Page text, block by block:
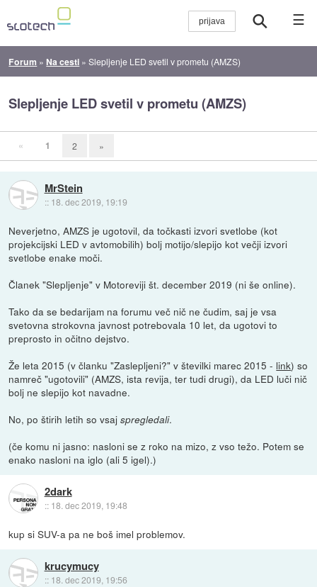
☰
Forum » Na cesti »Slepljenje LED svetil v prometu (AMZS)
Slepljenje LED svetil v prometu (AMZS)
« 1 2 »
MrStein
:: 18. dec 2019, 19:19
Neverjetno, AMZS je ugotovil, da točkasti izvori svetlobe (kot
projekcijski LED v avtomobilih) bolj motijo/slepijo kot večji izvori
svetlobe enake moči.
Članek "Slepljenje" v Motoreviji št. december 2019 (ni še online).
Tako da se bedarijam na forumu več nič ne čudim, saj je vsa
svetovna strokovna javnost potrebovala 10 let, da ugotovi to
preprosto in očitno dejstvo.
Že leta 2015 (v članku "Zaslepljeni?" v številki marec 2015 - link) so
namreč "ugotovili" (AMZS, ista revija, ter tudi drugi), da LED luči nič
bolj ne slepijo kot navadne.
No, po štirih letih so vsajspregledali.
(če komu ni jasno: nasloni se z roko na mizo, z vso težo. Potem se
enako nasloni na iglo (ali 5 igel).)
2dark
:: 18. dec 2019, 19:48
kup si SUV-a pa ne boš imel problemov.
krucymucy
:: 18. dec 2019, 19:56